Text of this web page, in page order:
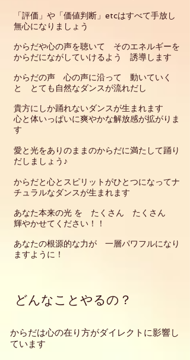
「評価」や「価値判断」etcはすべて手放し
無心になりましょう
からだや心の声を聴いて そのエネルギーを
からだにながしていけるよう 誘導します
からだの声 心の声に沿って 動いていく
と とても自然なダンスが流れだし
貴方にしか踊れないダンスが生まれます
心と体いっぱいに爽やかな解放感が拡がりま
す
愛と光をありのままのからだに満たして踊り
だしましょう♪
からだと心とスピリットがひとつになってナ
チュラルなダンスが生まれます
あなた本来の光 を たくさん たくさん
輝やかせてください！！
あなたの根源的な力が 一層パワフルになり
ますように！
どんなことやるの？
からだは心の在り方がダイレクトに影響し
ています